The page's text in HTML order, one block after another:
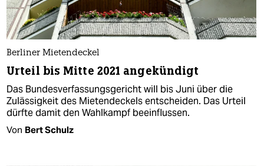
Berliner Mietendeckel
Urteil bis Mitte 2021 angekündigt
Das Bundesverfassungsgericht will bis Juni über die
Zulässigkeit des Mietendeckels entscheiden. Das Urteil
dürfte damit den Wahlkampf beeinflussen.
Von Bert Schulz